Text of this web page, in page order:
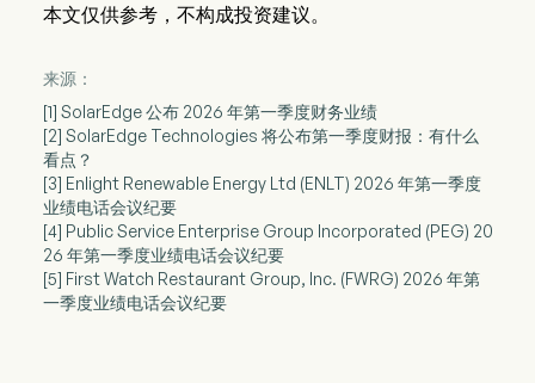
本文仅供参考，不构成投资建议。
来源：
[1] SolarEdge 公布 2026 年第一季度财务业绩
[2] SolarEdge Technologies 将公布第一季度财报：有什么
看点？
[3] Enlight Renewable Energy Ltd (ENLT) 2026 年第一季度
业绩电话会议纪要
[4] Public Service Enterprise Group Incorporated (PEG) 20
26 年第一季度业绩电话会议纪要
[5] First Watch Restaurant Group, Inc. (FWRG) 2026 年第
一季度业绩电话会议纪要